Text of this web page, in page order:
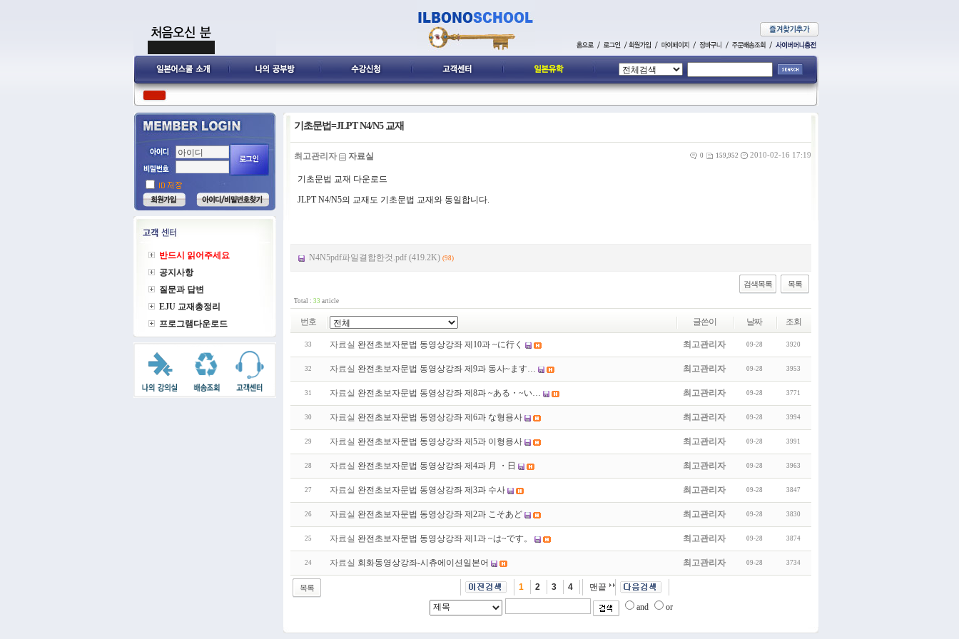
반드시 읽어주세요
공지사항
질문과 답변
EJU 교재총정리
프로그램다운로드
기초문법=JLPT N4/N5 교재
최고관리자 자료실 0 159,952 2010-02-16 17:19
기초문법 교재 다운로드
JLPT N4/N5의 교재도 기초문법 교재와 동일합니다.
N4N5pdf파일결합한것.pdf (419.2K) (98)
검색목록 목록
Total : 33 article
번호 글쓴이 날짜 조회
33 자료실 완전초보자문법 동영상강좌 제10과 ~に行く 최고관리자 09-28 3920
32 자료실 완전초보자문법 동영상강좌 제9과 동사~ます… 최고관리자 09-28 3953
31 자료실 완전초보자문법 동영상강좌 제8과 ~ある・~い… 최고관리자 09-28 3771
30 자료실 완전초보자문법 동영상강좌 제6과 な형용사 최고관리자 09-28 3994
29 자료실 완전초보자문법 동영상강좌 제5과 이형용사 최고관리자 09-28 3991
28 자료실 완전초보자문법 동영상강좌 제4과 月 ・日 최고관리자 09-28 3963
27 자료실 완전초보자문법 동영상강좌 제3과 수사 최고관리자 09-28 3847
26 자료실 완전초보자문법 동영상강좌 제2과 こそあど 최고관리자 09-28 3830
25 자료실 완전초보자문법 동영상강좌 제1과 ~は~です。 최고관리자 09-28 3874
24 자료실 회화동영상강좌-시츄에이션일본어 최고관리자 09-28 3734
목록 1 2 3 4 맨끝
and or